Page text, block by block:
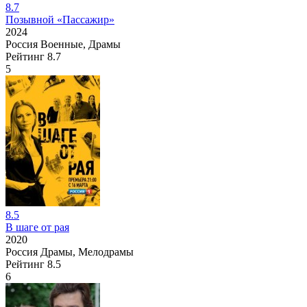
8.7
Позывной «Пассажир»
2024
Россия Военные, Драмы
Рейтинг 8.7
5
8.5
В шаге от рая
2020
Россия Драмы, Мелодрамы
Рейтинг 8.5
6